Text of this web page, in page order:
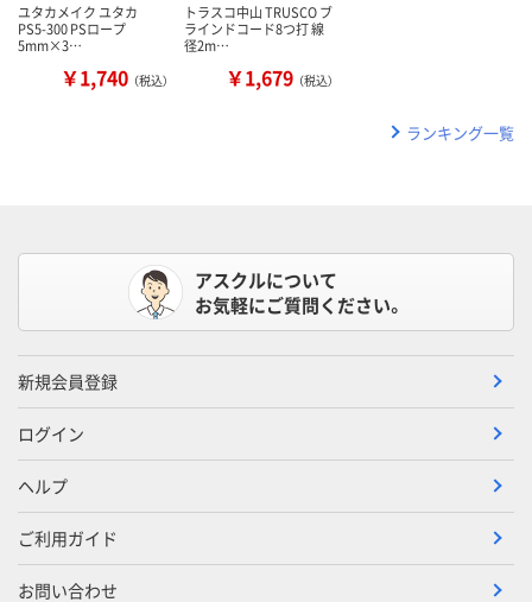
ユタカメイク ユタカ
PS5-300 PSロープ
5mm×3…
￥1,740 （税込）
トラスコ中山 TRUSCO ブ
ラインドコード8つ打 線
径2m…
￥1,679 （税込）
ランキング一覧
アスクルについて
お気軽にご質問ください。
新規会員登録
ログイン
ヘルプ
ご利用ガイド
お問い合わせ